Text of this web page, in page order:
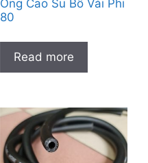
Ống Cao Su Bố Vải Phi
80
Read more